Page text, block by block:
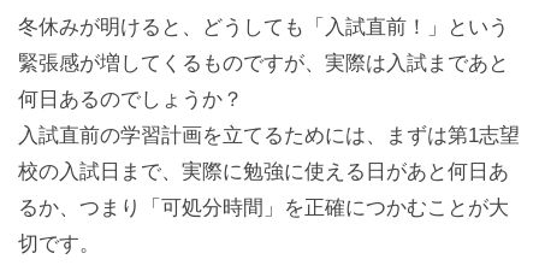
冬休みが明けると、どうしても「入試直前！」という
緊張感が増してくるものですが、実際は入試まであと
何日あるのでしょうか？
入試直前の学習計画を立てるためには、まずは第1志望
校の入試日まで、実際に勉強に使える日があと何日あ
るか、つまり「可処分時間」を正確につかむことが大
切です。